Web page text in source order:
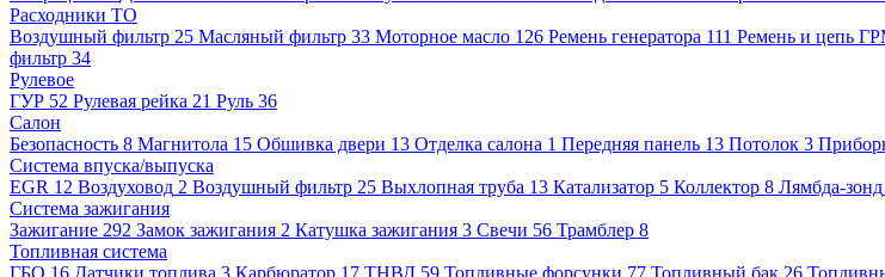
Расходники ТО
Воздушный фильтр 25 Масляный фильтр 33 Моторное масло 126 Ремень генератора 111 Ремень и цепь
фильтр 34
Рулевое
ГУР 52 Рулевая рейка 21 Руль 36
Салон
Безопасность 8 Магнитола 15 Обшивка двери 13 Отделка салона 1 Передняя панель 13 Потолок 3
Система впуска/выпуска
EGR 12 Воздуховод 2 Воздушный фильтр 25 Выхлопная труба 13 Катализатор 5 Коллектор 8 Лямбда-зонд
Система зажигания
Зажигание 292 Замок зажигания 2 Катушка зажигания 3 Свечи 56 Трамблер 8
Топливная система
ГБО 16 Датчики топлива 3 Карбюратор 17 ТНВД 59 Топливные форсунки 77 Топливный бак 26